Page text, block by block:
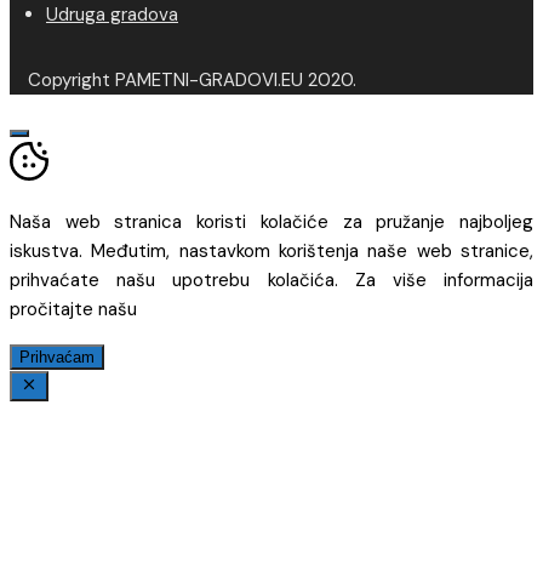
Udruga gradova
Copyright PAMETNI-GRADOVI.EU 2020.
Naša web stranica koristi kolačiće za pružanje najboljeg
iskustva. Međutim, nastavkom korištenja naše web stranice,
prihvaćate našu upotrebu kolačića. Za više informacija
pročitajte našu
Prihvaćam